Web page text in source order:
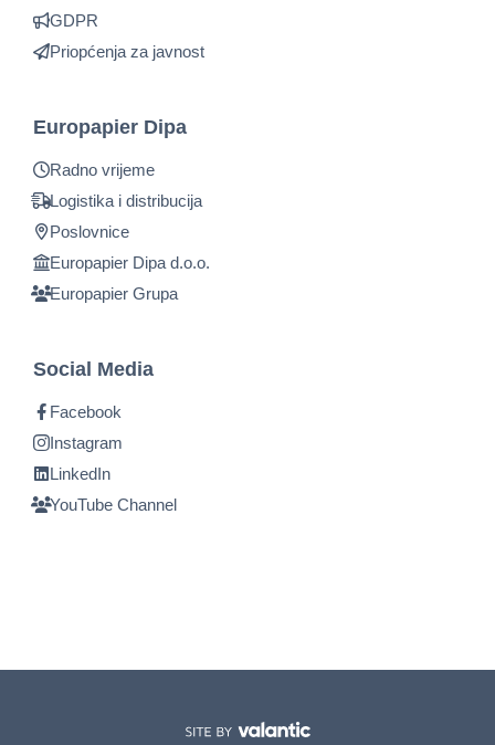
GDPR
Priopćenja za javnost
Europapier Dipa
Radno vrijeme
Logistika i distribucija
Poslovnice
Europapier Dipa d.o.o.
Europapier Grupa
Social Media
Facebook
Instagram
LinkedIn
YouTube Channel